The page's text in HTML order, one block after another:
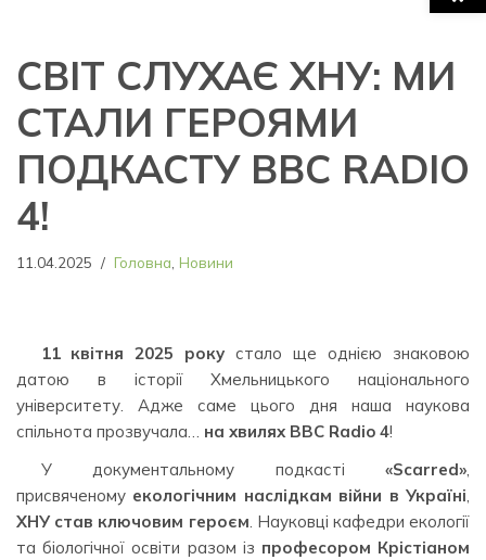
СВІТ СЛУХАЄ ХНУ: МИ
СТАЛИ ГЕРОЯМИ
ПОДКАСТУ BBC RADIO
4!
11.04.2025 Головна Новини
11 квітня 2025 року стало ще однією знаковою
датою в історії Хмельницького національного
університету. Адже саме цього дня наша наукова
спільнота прозвучала… на хвилях BBC Radio 4!
У документальному подкасті «Scarred»,
присвяченому екологічним наслідкам війни в Україні,
ХНУ став ключовим героєм. Науковці кафедри екології
та біологічної освіти разом із професором Крістіаном